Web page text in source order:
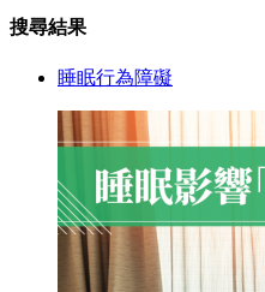
搜尋結果
睡眠行為障礙